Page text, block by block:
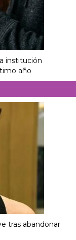
institución
año
tras abandonar